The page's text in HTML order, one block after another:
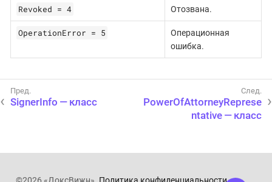
Revoked = 4 Отозвана.
OperationError = 5
Операционная
ошибка.
SignerInfo — класс
PowerOfAttorneyReprese
ntative — класс